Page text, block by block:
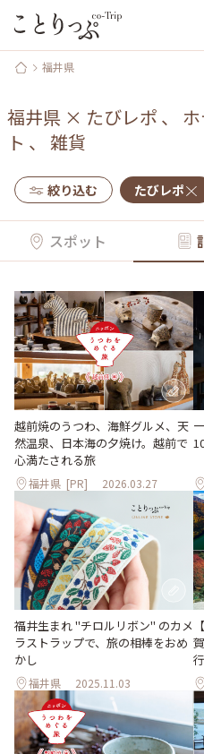
福井県
福井県 × たびレポ 、
ト 、 雑貨
絞り込む たびレポ
スポット
越前焼のうつわ、海鮮グルメ、天
然温泉、日本海の夕焼け。越前で
心満たされる旅
福井県 [PR] 2026.03.27
福井生まれ "チロルリボン" のカメ
ラストラップで、旅の相棒をおめ
かし
福井県 2025.11.03